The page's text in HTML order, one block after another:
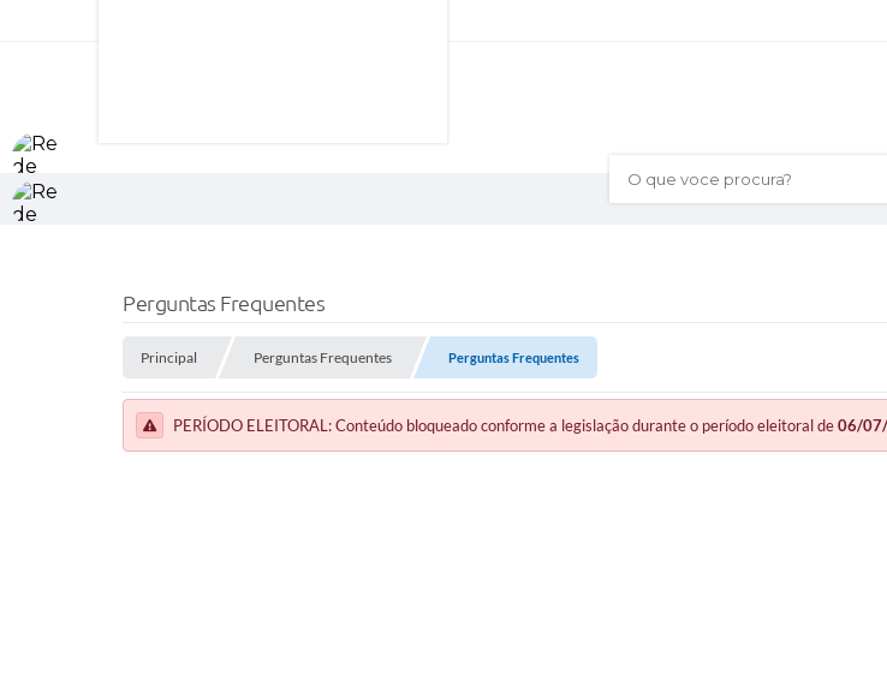
O que voce procura?
Perguntas Frequentes
Principal Perguntas Frequentes Perguntas Frequentes
PERÍODO ELEITORAL: Conteúdo bloqueado conforme a legislação durante o período eleitoral de06/